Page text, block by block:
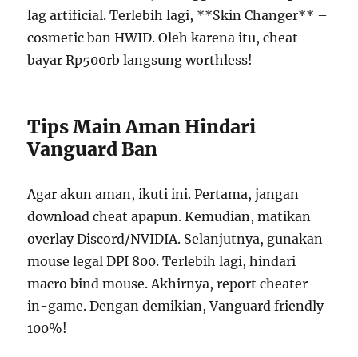
lag artificial. Terlebih lagi, **Skin Changer** –
cosmetic ban HWID. Oleh karena itu, cheat
bayar Rp500rb langsung worthless!
Tips Main Aman Hindari
Vanguard Ban
Agar akun aman, ikuti ini. Pertama, jangan
download cheat apapun. Kemudian, matikan
overlay Discord/NVIDIA. Selanjutnya, gunakan
mouse legal DPI 800. Terlebih lagi, hindari
macro bind mouse. Akhirnya, report cheater
in-game. Dengan demikian, Vanguard friendly
100%!